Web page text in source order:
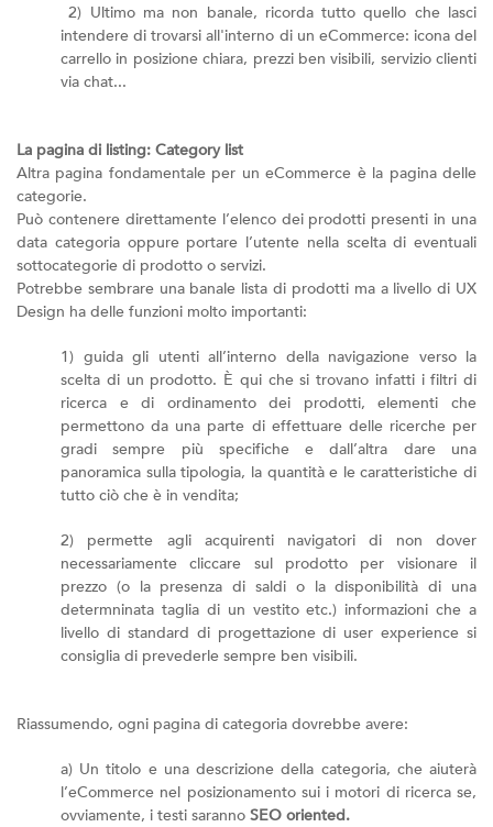
2) Ultimo ma non banale, ricorda tutto quello che lasci
intendere di trovarsi all'interno di un eCommerce: icona del
carrello in posizione chiara, prezzi ben visibili, servizio clienti
via chat...
La pagina di listing: Category list
Altra pagina fondamentale per un eCommerce è la pagina delle
categorie.
Può contenere direttamente l’elenco dei prodotti presenti in una
data categoria oppure portare l’utente nella scelta di eventuali
sottocategorie di prodotto o servizi.
Potrebbe sembrare una banale lista di prodotti ma a livello di UX
Design ha delle funzioni molto importanti:
1) guida gli utenti all’interno della navigazione verso la
scelta di un prodotto. È qui che si trovano infatti i filtri di
ricerca e di ordinamento dei prodotti, elementi che
permettono da una parte di effettuare delle ricerche per
gradi sempre più specifiche e dall’altra dare una
panoramica sulla tipologia, la quantità e le caratteristiche di
tutto ciò che è in vendita;
2) permette agli acquirenti navigatori di non dover
necessariamente cliccare sul prodotto per visionare il
prezzo (o la presenza di saldi o la disponibilità di una
determninata taglia di un vestito etc.) informazioni che a
livello di standard di progettazione di user experience si
consiglia di prevederle sempre ben visibili.
Riassumendo, ogni pagina di categoria dovrebbe avere:
a) Un titolo e una descrizione della categoria, che aiuterà
l’eCommerce nel posizionamento sui i motori di ricerca se,
ovviamente, i testi saranno SEO oriented.